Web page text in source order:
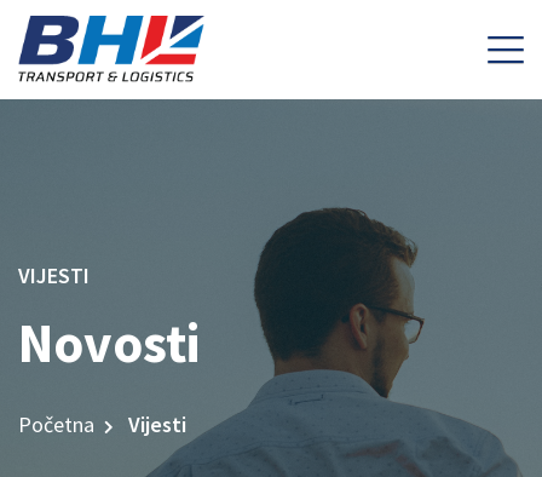
VIJESTI
Novosti
Početna Vijesti